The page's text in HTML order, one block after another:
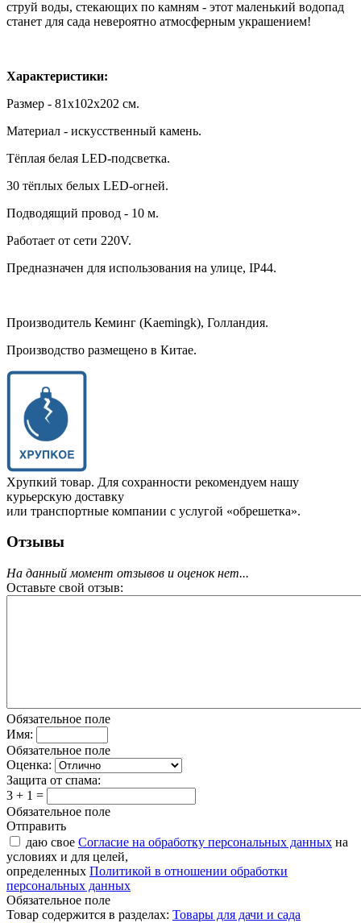
струй воды, стекающих по камням - этот маленький водопад
станет для сада невероятно атмосферным украшением!
Характеристики:
Размер - 81х102х202 см.
Материал - искусственный камень.
Тёплая белая LED-подсветка.
30 тёплых белых LED-огней.
Подводящий провод - 10 м.
Работает от сети 220V.
Предназначен для использования на улице, IP44.
Производитель Кеминг (Kaemingk), Голландия.
Производство размещено в Китае.
Хрупкий товар. Для сохранности рекомендуем нашу
курьерскую доставку
или транспортные компании с услугой «обрешетка».
Отзывы
На данный момент отзывов и оценок нет...
Оставьте свой отзыв:
Обязательное поле
Имя:
Обязательное поле
Оценка:
Защита от спама:
3 + 1 =
Обязательное поле
Отправить
даю свое Согласие на обработку персональных данных на
условиях и для целей,
определенных Политикой в отношении обработки
персональных данных
Обязательное поле
Товар содержится в разделах: Товары для дачи и сада